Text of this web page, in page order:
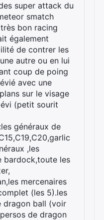
super attack du
smatch
bon racing
également
de contrer les
autre ou en lui
coup de poing
avec une
sur le visage
(petit sourit
généraux de
,les
bardock,toute les
mercenaires
(les 5).les
dragon ball (voir
de dragon